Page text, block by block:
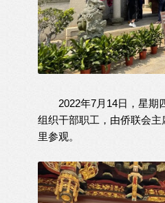
2022年7月14日，星期
组织干部职工，由侨联会
里参观。